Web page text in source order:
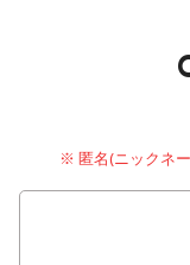
※ 匿名(ニックネ